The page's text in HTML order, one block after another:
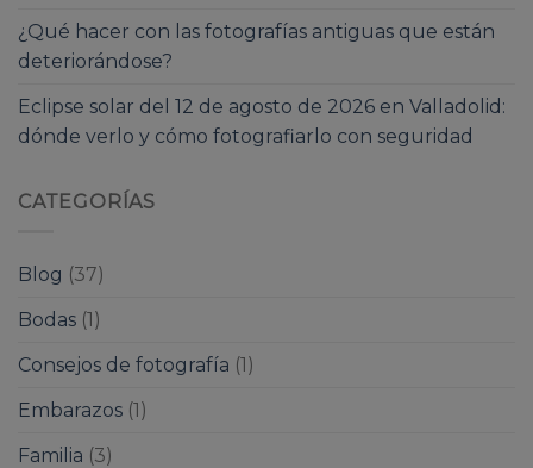
¿Qué hacer con las fotografías antiguas que están
deteriorándose?
Eclipse solar del 12 de agosto de 2026 en Valladolid:
dónde verlo y cómo fotografiarlo con seguridad
CATEGORÍAS
Blog (37)
Bodas (1)
Consejos de fotografía (1)
Embarazos (1)
Familia (3)